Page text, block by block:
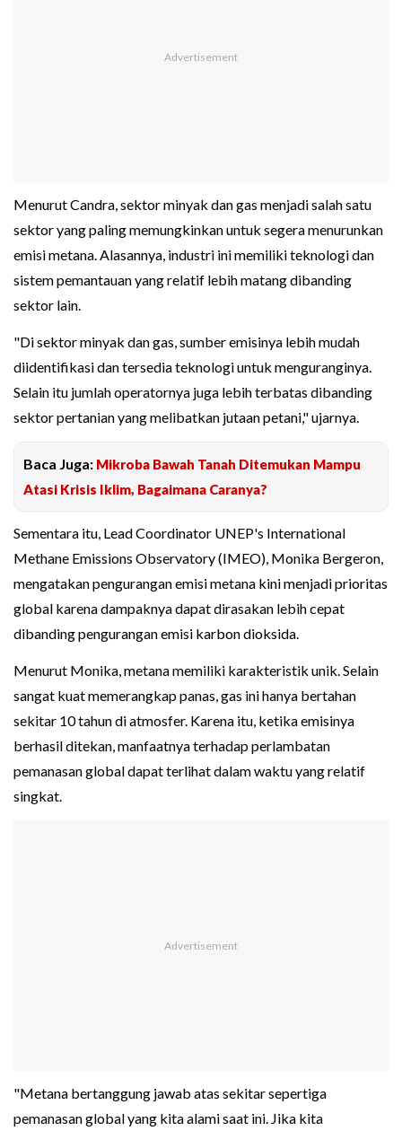
Menurut Candra, sektor minyak dan gas menjadi salah satu
sektor yang paling memungkinkan untuk segera menurunkan
emisi metana. Alasannya, industri ini memiliki teknologi dan
sistem pemantauan yang relatif lebih matang dibanding
sektor lain.
"Di sektor minyak dan gas, sumber emisinya lebih mudah
diidentifikasi dan tersedia teknologi untuk menguranginya.
Selain itu jumlah operatornya juga lebih terbatas dibanding
sektor pertanian yang melibatkan jutaan petani," ujarnya.
Baca Juga: Mikroba Bawah Tanah Ditemukan Mampu
Atasi Krisis Iklim, Bagaimana Caranya?
Sementara itu, Lead Coordinator UNEP's International
Methane Emissions Observatory (IMEO), Monika Bergeron,
mengatakan pengurangan emisi metana kini menjadi prioritas
global karena dampaknya dapat dirasakan lebih cepat
dibanding pengurangan emisi karbon dioksida.
Menurut Monika, metana memiliki karakteristik unik. Selain
sangat kuat memerangkap panas, gas ini hanya bertahan
sekitar 10 tahun di atmosfer. Karena itu, ketika emisinya
berhasil ditekan, manfaatnya terhadap perlambatan
pemanasan global dapat terlihat dalam waktu yang relatif
singkat.
"Metana bertanggung jawab atas sekitar sepertiga
pemanasan global yang kita alami saat ini. Jika kita